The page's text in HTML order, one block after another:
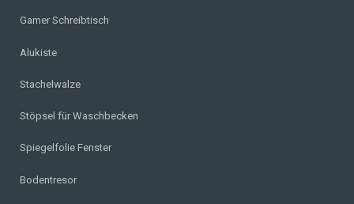
Gamer Schreibtisch
Alukiste
Stachelwalze
Stöpsel für Waschbecken
Spiegelfolie Fenster
Bodentresor